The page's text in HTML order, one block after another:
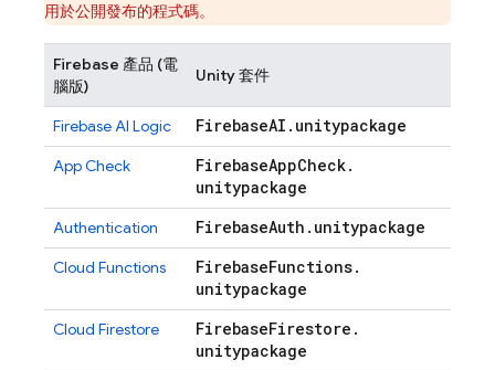
用於公開發布的程式碼。
Firebase 產品 (電
腦版)
Unity 套件
Firebase AI Logic FirebaseAI . unitypackage
App Check FirebaseAppCheck.
unitypackage
Authentication FirebaseAuth . unitypackage
Cloud Functions FirebaseFunctions.
unitypackage
Cloud Firestore FirebaseFirestore .
unitypackage